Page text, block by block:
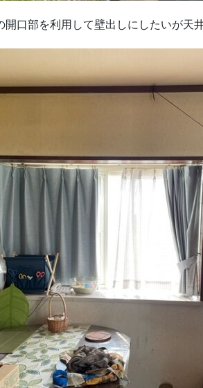
開口部を利用して壁出しにしたいが天